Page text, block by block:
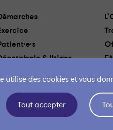
& litiges
Gestion des cookiesLiens utiles
utilise des cookies et vous
Tout accepter